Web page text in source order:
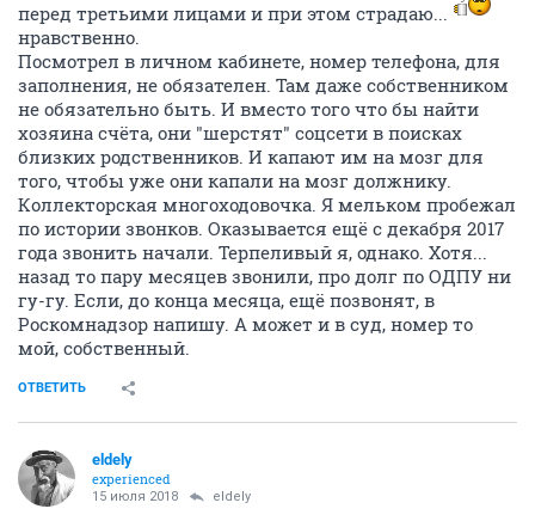
перед третьими лицами и при этом страдаю...
нравственно.
Посмотрел в личном кабинете, номер телефона, для
заполнения, не обязателен. Там даже собственником
не обязательно быть. И вместо того что бы найти
хозяина счёта, они "шерстят" соцсети в поисках
близких родственников. И капают им на мозг для
того, чтобы уже они капали на мозг должнику.
Коллекторская многоходовочка. Я мельком пробежал
по истории звонков. Оказывается ещё с декабря 2017
года звонить начали. Терпеливый я, однако. Хотя...
назад то пару месяцев звонили, про долг по ОДПУ ни
гу-гу. Если, до конца месяца, ещё позвонят, в
Роскомнадзор напишу. А может и в суд, номер то
мой, собственный.
ОТВЕТИТЬ
eldely
experienced
15 июля 2018 eldely